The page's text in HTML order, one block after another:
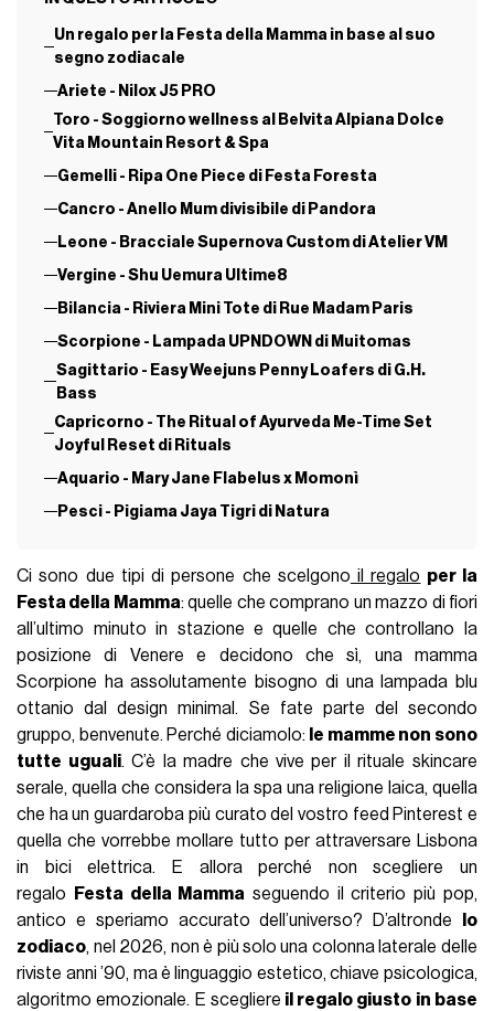
Un regalo per la Festa della Mamma in base al suo
segno zodiacale
Ariete - Nilox J5 PRO
Toro - Soggiorno wellness al Belvita Alpiana Dolce
Vita Mountain Resort & Spa
Gemelli - Ripa One Piece di Festa Foresta
Cancro - Anello Mum divisibile di Pandora
Leone - Bracciale Supernova Custom di Atelier VM
Vergine - Shu Uemura Ultime8
Bilancia - Riviera Mini Tote di Rue Madam Paris
Scorpione - Lampada UPNDOWN di Muitomas
Sagittario - Easy Weejuns Penny Loafers di G.H.
Bass
Capricorno - The Ritual of Ayurveda Me-Time Set
Joyful Reset di Rituals
Aquario - Mary Jane Flabelus x Momonì
Pesci - Pigiama Jaya Tigri di Natura
Ci sono due tipi di persone che scelgono il regalo per la
Festa della Mamma: quelle che comprano un mazzo di fiori
all’ultimo minuto in stazione e quelle che controllano la
posizione di Venere e decidono che sì, una mamma
Scorpione ha assolutamente bisogno di una lampada blu
ottanio dal design minimal. Se fate parte del secondo
gruppo, benvenute. Perché diciamolo: le mamme non sono
tutte uguali. C’è la madre che vive per il rituale skincare
serale, quella che considera la spa una religione laica, quella
che ha un guardaroba più curato del vostro feed Pinterest e
quella che vorrebbe mollare tutto per attraversare Lisbona
in bici elettrica. E allora perché non scegliere un
regalo
Festa della Mamma seguendo il criterio più pop,
antico e speriamo accurato dell’universo? D’altronde
lo
zodiaco, nel 2026, non è più solo una colonna laterale delle
riviste anni ’90, ma è linguaggio estetico, chiave psicologica,
algoritmo emozionale. E scegliere il regalo giusto in base